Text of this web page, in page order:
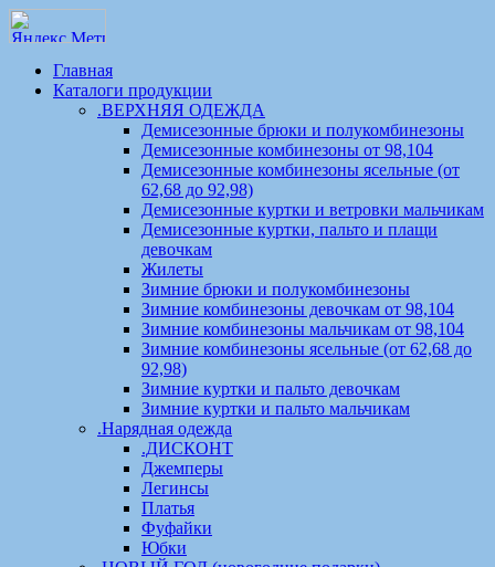
Главная
Каталоги продукции
.ВЕРХНЯЯ ОДЕЖДА
Демисезонные брюки и полукомбинезоны
Демисезонные комбинезоны от 98,104
Демисезонные комбинезоны ясельные (от
62,68 до 92,98)
Демисезонные куртки и ветровки мальчикам
Демисезонные куртки, пальто и плащи
девочкам
Жилеты
Зимние брюки и полукомбинезоны
Зимние комбинезоны девочкам от 98,104
Зимние комбинезоны мальчикам от 98,104
Зимние комбинезоны ясельные (от 62,68 до
92,98)
Зимние куртки и пальто девочкам
Зимние куртки и пальто мальчикам
.Нарядная одежда
.ДИСКОНТ
Джемперы
Легинсы
Платья
Фуфайки
Юбки